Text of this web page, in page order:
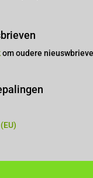
om oudere